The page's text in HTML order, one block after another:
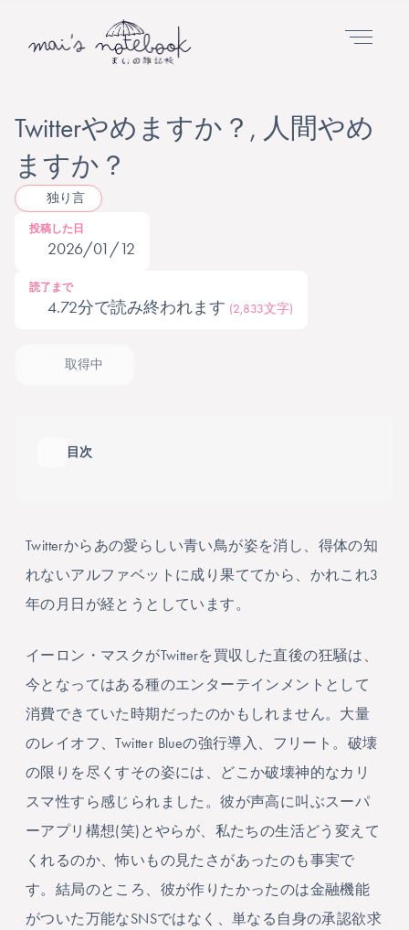
Twitterやめますか？, 人間やめ
ますか？
独り言
投稿した日
2026/01/12
読了まで
4.72分で読み終われます (2,833文字)
取得中
目次
Twitterからあの愛らしい青い鳥が姿を消し、得体の知
れないアルファベットに成り果ててから、かれこれ3
年の月日が経とうとしています。
イーロン・マスクがTwitterを買収した直後の狂騒は、
今となってはある種のエンターテインメントとして
消費できていた時期だったのかもしれません。大量
のレイオフ、Twitter Blueの強行導入、フリート。破壊
の限りを尽くすその姿には、どこか破壊神的なカリ
スマ性すら感じられました。彼が声高に叫ぶスーパ
ーアプリ構想(笑)とやらが、私たちの生活どう変えて
くれるのか、怖いもの見たさがあったのも事実で
す。結局のところ、彼が作りたかったのは金融機能
がついた万能なSNSではなく、単なる自身の承認欲求